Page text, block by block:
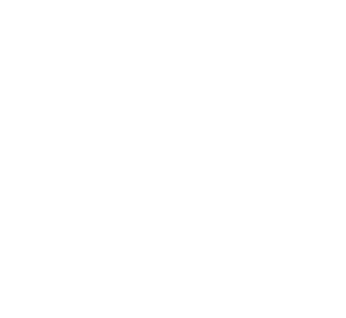
Argentina. The business will now
and exploration sector, with a focus on
In her role, she will lead our